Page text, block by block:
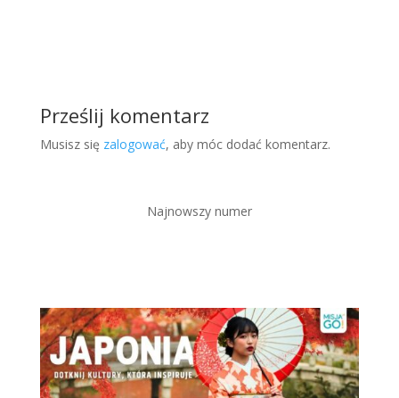
Prześlij komentarz
Musisz się zalogować, aby móc dodać komentarz.
Najnowszy numer